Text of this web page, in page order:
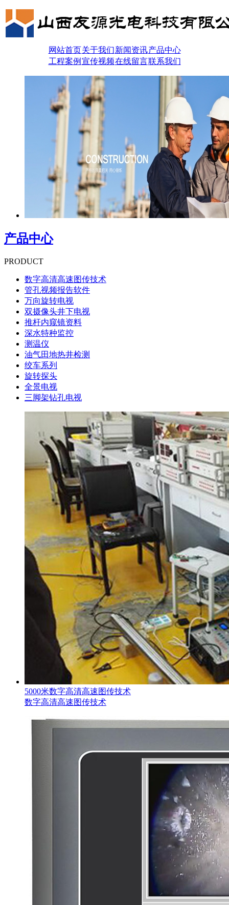
网站首页关于我们新闻资讯产品中心
工程案例 宣传视频在线留言联系我们
产品中心
PRODUCT
数字高清高速图传技术
管孔视频报告软件
万向旋转电视
双摄像头井下电视
推杆内窥镜资料
深水特种监控
测温仪
油气田地热井检测
绞车系列
旋转探头
全景电视
三脚架钻孔电视
5000米数字高清高速图传技术
数字高清高速图传技术